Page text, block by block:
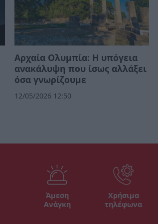
Αρχαία Ολυμπία: Η υπόγεια
ανακάλυψη που ίσως αλλάξει
όσα γνωρίζουμε
12/05/2026 12:50
Άμεση
Ανάγκη
Χρήσιμα
τηλέφωνα